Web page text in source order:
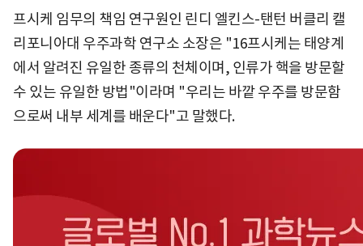
프시케 임무의 책임 연구원인 린디 엘킨스-탠턴 버클리 캘
리포니아대 우주과학 연구소 소장은 "16프시케는 태양계
에서 알려진 유일한 종류의 천체이며, 인류가 핵을 방문할
수 있는 유일한 방법"이라며 "우리는 바깥 우주를 방문함
으로써 내부 세계를 배운다"고 말했다.